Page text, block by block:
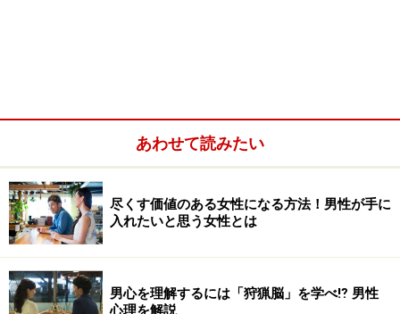
あわせて読みたい
尽くす価値のある女性になる方法！男性が手に
入れたいと思う女性とは
男心を理解するには「狩猟脳」を学べ⁉ 男性
心理を解説